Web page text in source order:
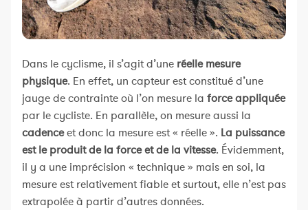
Dans le cyclisme, il s’agit d’une réelle mesure
physique. En effet, un capteur est constitué d’une
jauge de contrainte où l’on mesure la force appliquée
par le cycliste. En parallèle, on mesure aussi la
cadenceet donc la mesure est « réelle ». La puissance
est le produit de la force et de la vitesse. Évidemment,
il y a une imprécision « technique » mais en soi, la
mesure est relativement fiable et surtout, elle n’est pas
extrapolée à partir d’autres données.